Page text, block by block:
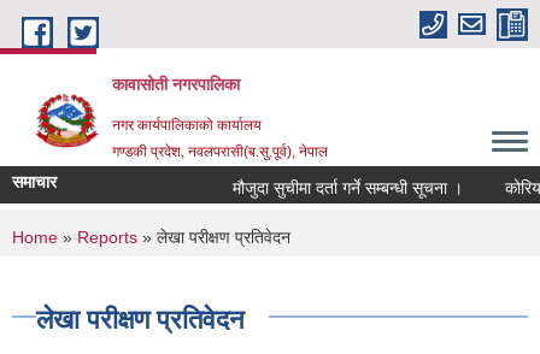
Skip to main content
कावासोती नगरपालिका
नगर कार्यपालिकाको कार्यालय
गण्डकी प्रदेश, नवलपरासी(ब.सु.पूर्व), नेपाल
समाचार मौजुदा सुचीमा दर्ता गर्ने सम्बन्धी सूचना ।
You are here
Home » Reports » लेखा परीक्षण प्रतिवेदन
लेखा परीक्षण प्रतिवेदन